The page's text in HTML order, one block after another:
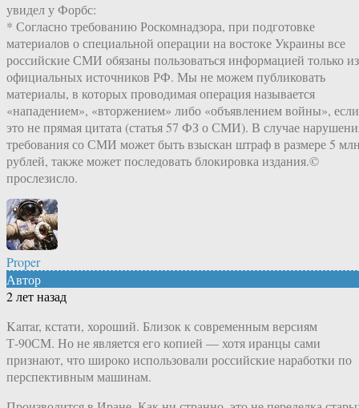
увидел у Форбс:
* Согласно требованию Роскомнадзора, при подготовке
материалов о специальной операции на востоке Украины все
российские СМИ обязаны пользоваться информацией только из
официальных источников РФ. Мы не можем публиковать
материалы, в которых проводимая операция называется
«нападением», «вторжением» либо «объявлением войны», если
это не прямая цитата (статья 57 ФЗ о СМИ). В случае
требования со СМИ может быть взыскан штраф в размере 5
рублей, также может последовать блокировка издания.©
прослезисло.
Proper
Автор
2 лет назад
Karrar, кстати, хороший. Близок к современным версиям
Т-90СМ. Но не является его копией — хотя иранцы сами
признают, что широко использовали российские наработки по
перспективным машинам.